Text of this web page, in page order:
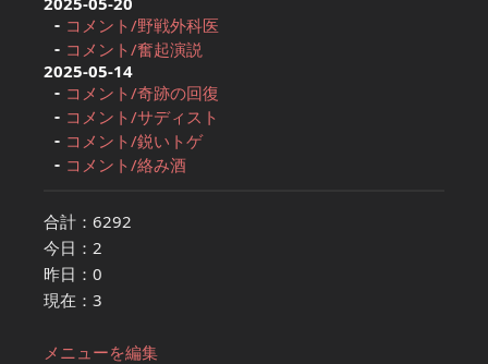
コメント/野戦外科医
コメント/奮起演説
2025-05-14
コメント/奇跡の回復
コメント/サディスト
コメント/鋭いトゲ
コメント/絡み酒
合計：6292
今日：2
昨日：0
現在：3
メニューを編集